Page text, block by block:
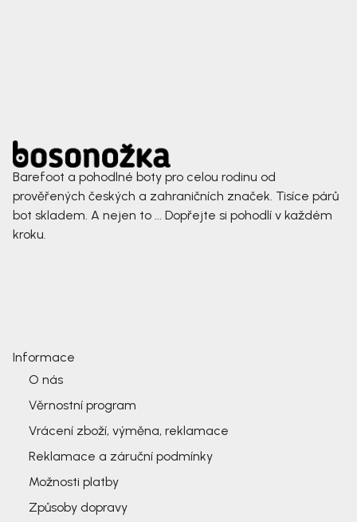
Barefoot a pohodlné boty pro celou rodinu od
prověřených českých a zahraničních značek. Tisíce párů
bot skladem. A nejen to ... Dopřejte si pohodlí v každém
kroku.
Informace
O nás
Věrnostní program
Vrácení zboží, výměna, reklamace
Reklamace a záruční podmínky
Možnosti platby
Způsoby dopravy